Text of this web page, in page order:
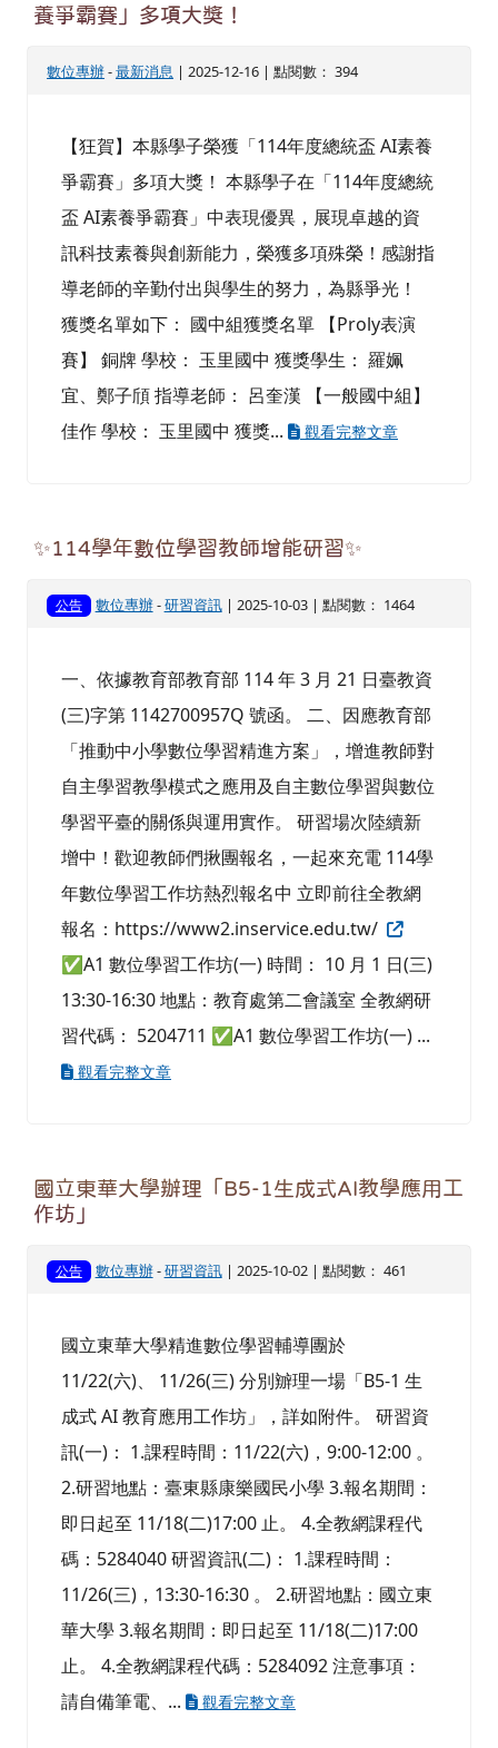
養爭霸賽」多項大獎！
數位專辦-最新消息 | 2025-12-16 | 點閱數： 394
【狂賀】本縣學子榮獲「114年度總統盃 AI素養
爭霸賽」多項大獎！ 本縣學子在「114年度總統
盃 AI素養爭霸賽」中表現優異，展現卓越的資
訊科技素養與創新能力，榮獲多項殊榮！感謝指
導老師的辛勤付出與學生的努力，為縣爭光！
獲獎名單如下： 國中組獲獎名單 【Proly表演
賽】 銅牌 學校： 玉里國中 獲獎學生： 羅姵
宜、鄭子頎 指導老師： 呂奎漢 【一般國中組】
佳作 學校： 玉里國中 獲獎...
觀看完整文章
✨114學年數位學習教師增能研習✨
公告 數位專辦-研習資訊| 2025-10-03 | 點閱數： 1464
一、依據教育部教育部 114 年 3 月 21 日臺教資
(三)字第 1142700957Q 號函。 二、因應教育部
「推動中小學數位學習精進方案」，增進教師對
自主學習教學模式之應用及自主數位學習與數位
學習平臺的關係與運用實作。 研習場次陸續新
增中！歡迎教師們揪團報名，一起來充電 114學
年數位學習工作坊熱烈報名中 立即前往全教網
報名：https://www2.inservice.edu.tw/
✅A1 數位學習工作坊(一) 時間： 10 月 1 日(三)
13:30-16:30 地點：教育處第二會議室 全教網研
習代碼： 5204711 ✅A1 數位學習工作坊(一) ...
觀看完整文章
國立東華大學辦理「B5-1生成式AI教學應用工
作坊」
公告 數位專辦-研習資訊| 2025-10-02 | 點閱數： 461
國立東華大學精進數位學習輔導團於
11/22(六)、 11/26(三) 分別辧理一場「B5-1 生
成式 AI 教育應用工作坊」，詳如附件。 研習資
訊(一)： 1.課程時間：11/22(六)，9:00-12:00 。
2.研習地點：臺東縣康樂國民小學 3.報名期間：
即日起至 11/18(二)17:00 止。 4.全教網課程代
碼：5284040 研習資訊(二)： 1.課程時間：
11/26(三)，13:30-16:30 。 2.研習地點：國立東
華大學 3.報名期間：即日起至 11/18(二)17:00
止。 4.全教網課程代碼：5284092 注意事項：
請自備筆電、...
觀看完整文章